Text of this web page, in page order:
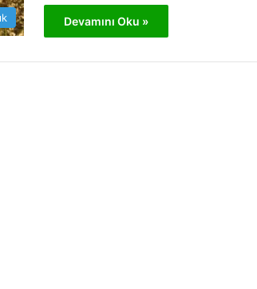
Devamını Oku »